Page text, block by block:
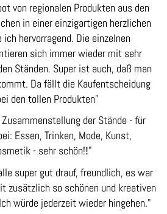
von regionalen Produkten aus den
in einer einzigartigen herzlichen
hervorragend. Die einzelnen
sich immer wieder mit sehr
Ständen. Super ist auch, daß man
Da fällt die Kaufentscheidung
den tollen Produkten"
der Stände -für
Essen, Trinken, Mode, Kunst,
- sehr schön!!"
super gut drauf, freundlich, es war
zusätzlich so schönen und kreativen
würde jederzeitwieder hingehen."